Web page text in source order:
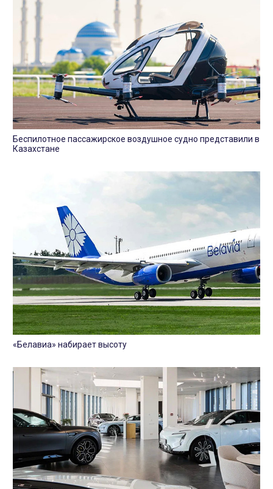
Беспилотное пассажирское воздушное судно представили в
Казахстане
«Белавиа» набирает высоту